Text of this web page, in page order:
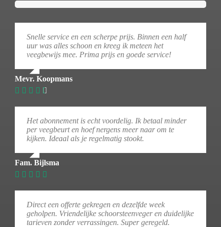
Snelle service en een scherpe prijs. Binnen een half
uur was alles schoon en kreeg ik meteen het
veegbewijs mee. Prima prijs en goede service!
Mevr. Koopmans
Het abonnement is echt voordelig. Ik betaal minder
per veegbeurt en hoef nergens meer naar om te
kijken. Ideaal als je regelmatig stookt.
Fam. Bijlsma
Direct een offerte gekregen en dezelfde week
geholpen. Vriendelijke schoorsteenveger en duidelijke
tarieven zonder verrassingen. Super geregeld.